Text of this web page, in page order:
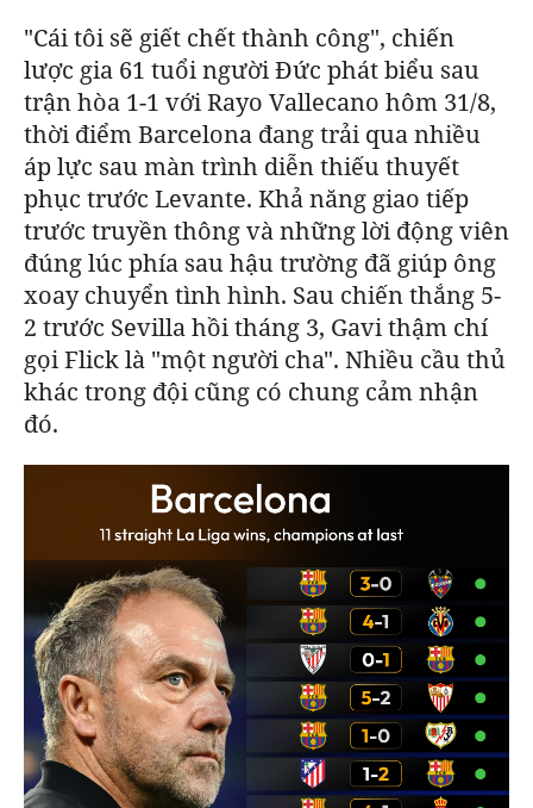
"Cái tôi sẽ giết chết thành công", chiến
lược gia 61 tuổi người Đức phát biểu sau
trận hòa 1-1 với Rayo Vallecano hôm 31/8,
thời điểmBarcelona đang trải qua nhiều
áp lực sau màn trình diễn thiếu thuyết
phục trước Levante. Khả năng giao tiếp
trước truyền thông và những lời động viên
đúng lúc phía sau hậu trường đã giúp ông
xoay chuyển tình hình. Sau chiến thắng 5-
2 trước Sevilla hồi tháng 3, Gavi thậm chí
gọi Flick là "một người cha". Nhiều cầu thủ
khác trong đội cũng có chung cảm nhận
đó.